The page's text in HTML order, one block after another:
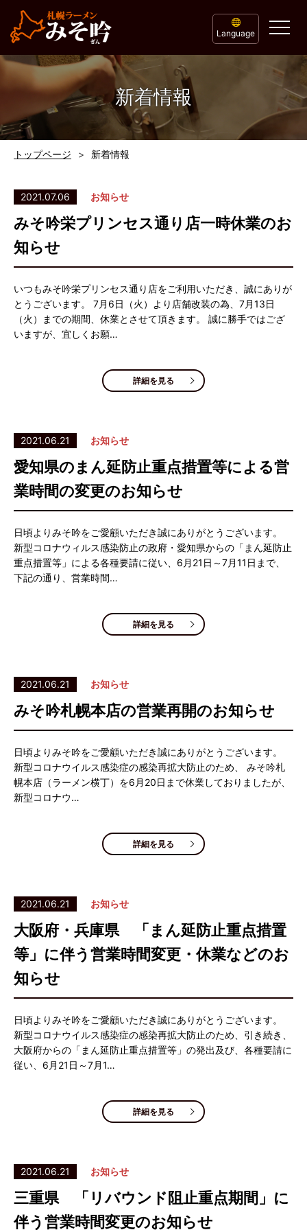
Language
新着情報
トップページ 新着情報
2021.07.06 お知らせ
みそ吟栄プリンセス通り店一時休業のお
知らせ
いつもみそ吟栄プリンセス通り店をご利用いただき、誠にありが
とうございます。 7月6日（火）より店舗改装の為、7月13日
（火）までの期間、休業とさせて頂きます。 誠に勝手ではござ
いますが、宜しくお願…
詳細を見る
2021.06.21 お知らせ
愛知県のまん延防止重点措置等による営
業時間の変更のお知らせ
日頃よりみそ吟をご愛顧いただき誠にありがとうございます。
新型コロナウィルス感染防止の政府・愛知県からの「まん延防止
重点措置等」による各種要請に従い、6月21日～7月11日まで、
下記の通り、営業時間…
詳細を見る
2021.06.21 お知らせ
みそ吟札幌本店の営業再開のお知らせ
日頃よりみそ吟をご愛顧いただき誠にありがとうございます。
新型コロナウイルス感染症の感染再拡大防止のため、 みそ吟札
幌本店（ラーメン横丁）を6月20日まで休業しておりましたが、
新型コロナウ…
詳細を見る
2021.06.21 お知らせ
大阪府・兵庫県 「まん延防止重点措置
等」に伴う営業時間変更・休業などのお
知らせ
日頃よりみそ吟をご愛顧いただき誠にありがとうございます。
新型コロナウイルス感染症の感染再拡大防止のため、引き続き、
大阪府からの「まん延防止重点措置等」の発出及び、各種要請に
従い、6月21日～7月1…
詳細を見る
2021.06.21 お知らせ
三重県 「リバウンド阻止重点期間」に
伴う営業時間変更のお知らせ